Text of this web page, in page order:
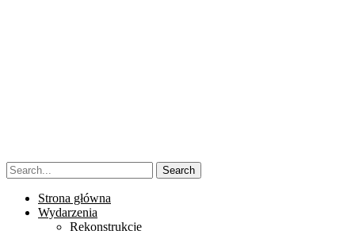
Strona główna
Wydarzenia
Rekonstrukcje